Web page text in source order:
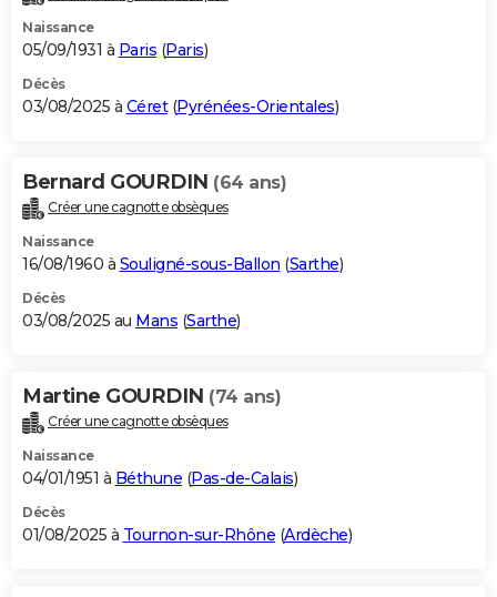
Naissance
05/09/1931 à Paris (Paris)
Décès
03/08/2025 à Céret(Pyrénées-Orientales)
Bernard GOURDIN (64 ans)
Créer une cagnotte obsèques
Naissance
16/08/1960 à Souligné-sous-Ballon (Sarthe)
Décès
03/08/2025 au Mans (Sarthe)
Martine GOURDIN (74 ans)
Créer une cagnotte obsèques
Naissance
04/01/1951 à Béthune (Pas-de-Calais)
Décès
01/08/2025 à Tournon-sur-Rhône (Ardèche)